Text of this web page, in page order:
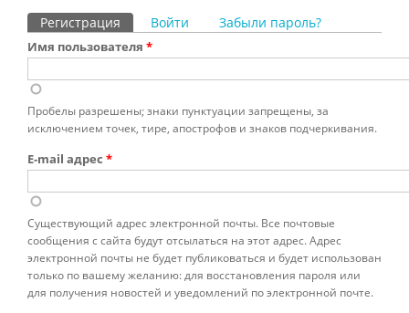
Главные вкладки
Регистрация (активная вкладка)
Войти Забыли пароль?
Имя пользователя *
Пробелы разрешены; знаки пунктуации запрещены, за
исключением точек, тире, апострофов и знаков подчеркивания.
E-mail адрес *
Существующий адрес электронной почты. Все почтовые
сообщения с сайта будут отсылаться на этот адрес. Адрес
электронной почты не будет публиковаться и будет использован
только по вашему желанию: для восстановления пароля или
для получения новостей и уведомлений по электронной почте.